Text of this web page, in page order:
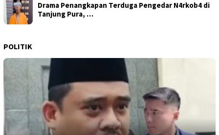
Drama Penangkapan Terduga Pengedar N4rkob4 di
Tanjung Pura, …
POLITIK